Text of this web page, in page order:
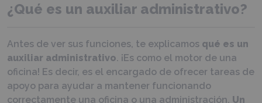
¿Qué es un auxiliar administrativo?
Antes de ver sus funciones, te explicamos qué es un
auxiliar administrativo. ¡Es como el motor de una
oficina! Es decir, es el encargado de ofrecer tareas de
apoyo para ayudar a mantener funcionando
correctamente una oficina o una administración. Un